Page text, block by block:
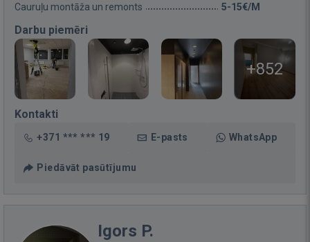
Cauruļu montāža un remonts 5-15€/M
Darbu piemēri
+852
Kontakti
+371 *** *** 19 E-pasts WhatsApp
Piedāvāt pasūtījumu
Igors P.